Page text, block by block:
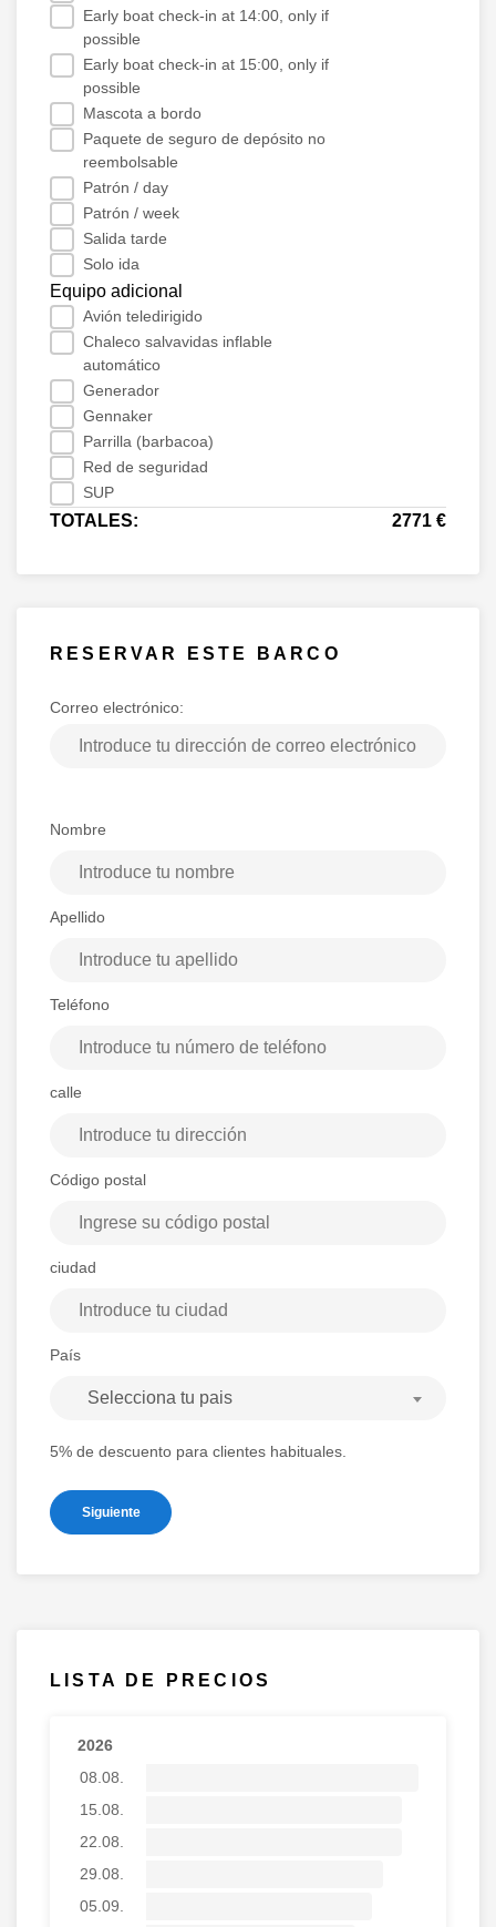
Early boat check-in at 14:00, only if
possible
Early boat check-in at 15:00, only if
possible
Mascota a bordo
Paquete de seguro de depósito no
reembolsable
Patrón / day
Patrón / week
Salida tarde
Solo ida
Equipo adicional
Avión teledirigido
Chaleco salvavidas inflable
automático
Generador
Gennaker
Parrilla (barbacoa)
Red de seguridad
SUP
TOTALES: 2771 €
RESERVAR ESTE BARCO
Correo electrónico:
Nombre
Apellido
Teléfono
calle
Código postal
ciudad
País
Selecciona tu pais
5% de descuento para clientes habituales.
Siguiente
LISTA DE PRECIOS
2026
08.08.
15.08.
22.08.
29.08.
05.09.